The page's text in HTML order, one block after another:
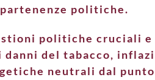
politiche.
politiche cruciali
del tabacco,
neutrali dal